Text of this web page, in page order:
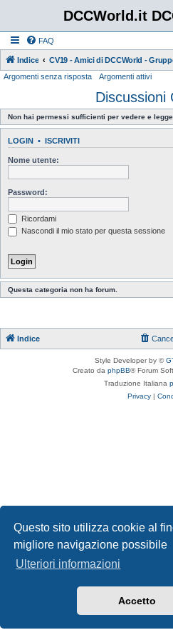
Questo sito utilizza cookie al
migliore navigazione possibile
Ulteriori informazioni
Accetto
DCCWorld.it
FAQ
Indice CV19 - Amici di DCCWorld -
Argomenti senza risposta Argomenti attivi
Discussioni
Non hai permessi sufficienti per vedere e
LOGIN • ISCRIVITI
Nome utente:
Password:
Ricordami
Nascondi il mio stato per questa sessione
Questa categoria non ha forum.
Indice
Style Developer by ©
Creato da phpBB® Forum
Traduzione Italiana
Privacy |